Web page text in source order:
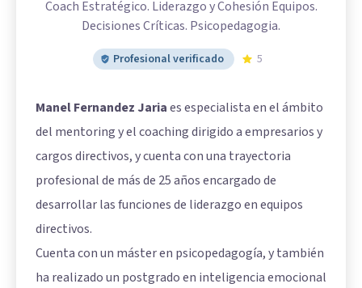
Coach Estratégico. Liderazgo y Cohesión Equipos.
Decisiones Críticas. Psicopedagogia.
Profesional verificado 5
Manel Fernandez Jariaes especialista en el ámbito
del mentoring y el coaching dirigido a empresarios y
cargos directivos, y cuenta con una trayectoria
profesional de más de 25 años encargado de
desarrollar las funciones de liderazgo en equipos
directivos.
Cuenta con un máster en psicopedagogía, y también
ha realizado un postgrado en inteligencia emocional